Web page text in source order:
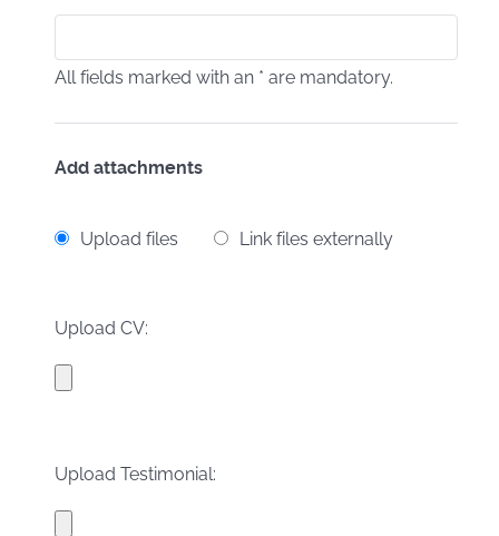
All fields marked with an * are mandatory.
Add attachments
Upload files Link files externally
Upload CV:
Upload Testimonial: